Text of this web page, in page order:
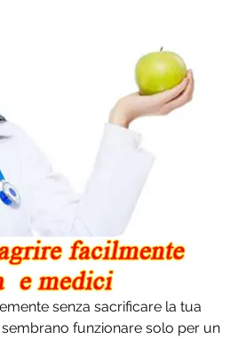
senza sacrificare la tua
funzionare solo per un